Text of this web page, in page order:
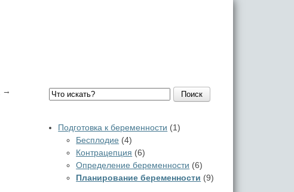
→ Поиск
Подготовка к беременности (1)
Бесплодие (4)
Контрацепция (6)
Определение беременности (6)
Планирование беременности (9)